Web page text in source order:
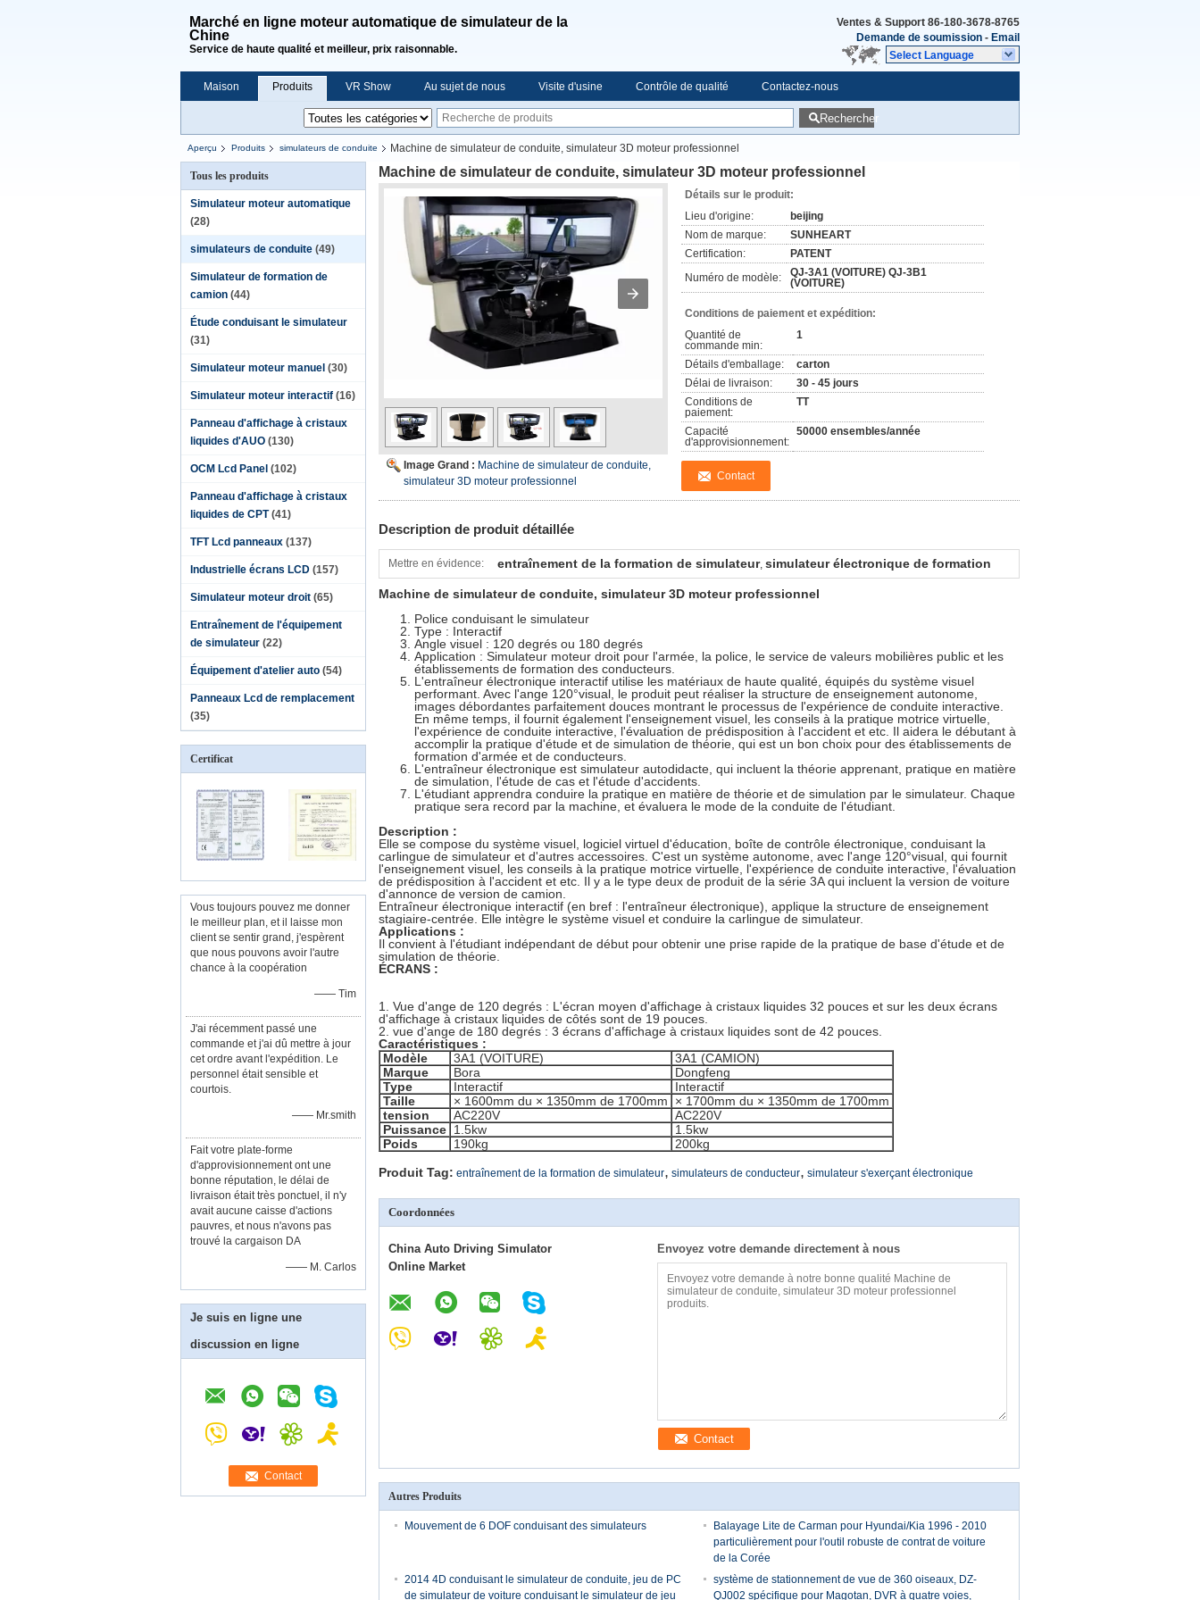
Marché en ligne moteur automatique de simulateur de la
Chine
Service de haute qualité et meilleur, prix raisonnable.
Ventes & Support 86-180-3678-8765
Demande de soumission - Email
Select Language
Maison Produits VR Show Au sujet de nous Visite d'usine Contrôle de qualité Contactez-nous
Demande de soumission Rechercher
Aperçu Produits simulateurs de conduite Machine de simulateur de conduite, simulateur 3D moteur professionnel
Tous les produits
Simulateur moteur automatique
(28)
simulateurs de conduite (49)
Simulateur de formation de
camion (44)
Étude conduisant le simulateur
(31)
Simulateur moteur manuel (30)
Simulateur moteur interactif (16)
Panneau d'affichage à cristaux
liquides d'AUO (130)
OCM Lcd Panel (102)
Panneau d'affichage à cristaux
liquides de CPT (41)
TFT Lcd panneaux (137)
Industrielle écrans LCD (157)
Simulateur moteur droit (65)
Entraînement de l'équipement
de simulateur (22)
Équipement d'atelier auto (54)
Panneaux Lcd de remplacement
(35)
Certificat
Vous toujours pouvez me donner
le meilleur plan, et il laisse mon
client se sentir grand, j'espèrent
que nous pouvons avoir l'autre
chance à la coopération
—— Tim
J'ai récemment passé une
commande et j'ai dû mettre à jour
cet ordre avant l'expédition. Le
personnel était sensible et
courtois.
—— Mr.smith
Fait votre plate-forme
d'approvisionnement ont une
bonne réputation, le délai de
livraison était très ponctuel, il n'y
avait aucune caisse d'actions
pauvres, et nous n'avons pas
trouvé la cargaison DA
—— M. Carlos
Je suis en ligne une
discussion en ligne
Contact
Machine de simulateur de conduite, simulateur 3D moteur professionnel
Image Grand : Machine de simulateur de conduite,
simulateur 3D moteur professionnel
Détails sur le produit:
Lieu d'origine:
beijing
Nom de marque:
SUNHEART
Certification:
PATENT
Numéro de modèle:
QJ-3A1 (VOITURE) QJ-3B1
(VOITURE)
Conditions de paiement et expédition:
Quantité de
commande min:
1
Détails d'emballage:
carton
Délai de livraison:
30 - 45 jours
Conditions de
paiement:
TT
Capacité
d'approvisionnement:
50000 ensembles/année
Contact
Description de produit détaillée
Mettre en évidence: entraînement de la formation de simulateur, simulateur électronique de formation
Machine de simulateur de conduite, simulateur 3D moteur professionnel
Police conduisant le simulateur
Type : Interactif
Angle visuel : 120 degrés ou 180 degrés
Application : Simulateur moteur droit pour l'armée, la police, le service de valeurs mobilières public et les
établissements de formation des conducteurs.
L'entraîneur électronique interactif utilise les matériaux de haute qualité, équipés du système visuel
performant. Avec l'ange 120°visual, le produit peut réaliser la structure de enseignement autonome,
images débordantes parfaitement douces montrant le processus de l'expérience de conduite interactive.
En même temps, il fournit également l'enseignement visuel, les conseils à la pratique motrice virtuelle,
l'expérience de conduite interactive, l'évaluation de prédisposition à l'accident et etc. Il aidera le débutant à
accomplir la pratique d'étude et de simulation de théorie, qui est un bon choix pour des établissements de
formation d'armée et de conducteurs.
L'entraîneur électronique est simulateur autodidacte, qui incluent la théorie apprenant, pratique en matière
de simulation, l'étude de cas et l'étude d'accidents.
L'étudiant apprendra conduire la pratique en matière de théorie et de simulation par le simulateur. Chaque
pratique sera record par la machine, et évaluera le mode de la conduite de l'étudiant.
Description :
Elle se compose du système visuel, logiciel virtuel d'éducation, boîte de contrôle électronique, conduisant la
carlingue de simulateur et d'autres accessoires. C'est un système autonome, avec l'ange 120°visual, qui fournit
l'enseignement visuel, les conseils à la pratique motrice virtuelle, l'expérience de conduite interactive, l'évaluation
de prédisposition à l'accident et etc. Il y a le type deux de produit de la série 3A qui incluent la version de voiture
d'annonce de version de camion.
Entraîneur électronique interactif (en bref : l'entraîneur électronique), applique la structure de enseignement
stagiaire-centrée. Elle intègre le système visuel et conduire la carlingue de simulateur.
Applications :
Il convient à l'étudiant indépendant de début pour obtenir une prise rapide de la pratique de base d'étude et de
simulation de théorie.
ÉCRANS :
1. Vue d'ange de 120 degrés : L'écran moyen d'affichage à cristaux liquides 32 pouces et sur les deux écrans
d'affichage à cristaux liquides de côtés sont de 19 pouces.
2. vue d'ange de 180 degrés : 3 écrans d'affichage à cristaux liquides sont de 42 pouces.
Caractéristiques :
Modèle
3A1 (VOITURE)
3A1 (CAMION)
Marque
Bora
Dongfeng
Type
Interactif
Interactif
Taille
× 1600mm du × 1350mm de 1700mm
× 1700mm du × 1350mm de 1700mm
tension
AC220V
AC220V
Puissance 1.5kw
1.5kw
Poids
190kg
200kg
Produit Tag: entraînement de la formation de simulateur, simulateurs de conducteur, simulateur s'exerçant électronique
Coordonnées
China Auto Driving Simulator
Online Market
Envoyez votre demande directement à nous
Contact
Autres Produits
Mouvement de 6 DOF conduisant des simulateurs
Balayage Lite de Carman pour Hyundai/Kia 1996 - 2010
particulièrement pour l'outil robuste de contrat de voiture
de la Corée
2014 4D conduisant le simulateur de conduite, jeu de PC
de simulateur de voiture conduisant le simulateur de jeu
système de stationnement de vue de 360 oiseaux, DZ-
QJ002 spécifique pour Magotan, DVR à quatre voies,